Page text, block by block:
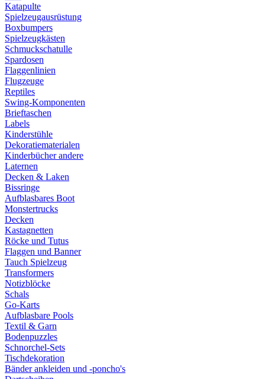
Katapulte
Spielzeugausrüstung
Boxbumpers
Spielzeugkästen
Schmuckschatulle
Spardosen
Flaggenlinien
Flugzeuge
Reptiles
Swing-Komponenten
Brieftaschen
Labels
Kinderstühle
Dekoratiematerialen
Kinderbücher andere
Laternen
Decken & Laken
Bissringe
Aufblasbares Boot
Monstertrucks
Decken
Kastagnetten
Röcke und Tutus
Flaggen und Banner
Tauch Spielzeug
Transformers
Notizblöcke
Schals
Go-Karts
Aufblasbare Pools
Textil & Garn
Bodenpuzzles
Schnorchel-Sets
Tischdekoration
Bänder ankleiden und -poncho's